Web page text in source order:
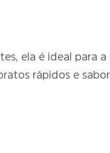
ela é ideal para a
rápidos e